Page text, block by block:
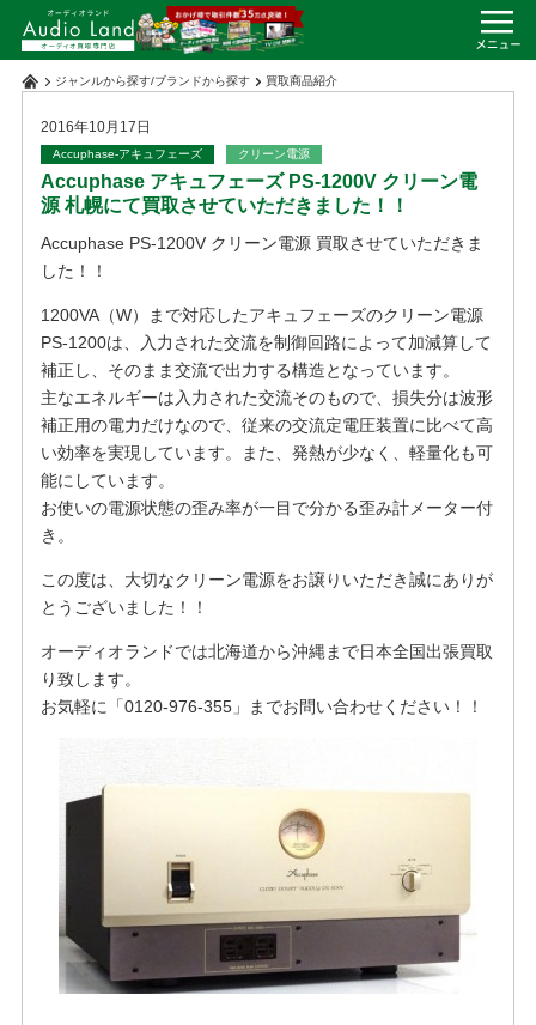
ジャンルから探す/ブランドから探す 買取商品紹介
2016年10月17日
Accuphase-アキュフェーズ クリーン電源
Accuphase アキュフェーズ PS-1200V クリーン電
源 札幌にて買取させていただきました！！
Accuphase PS-1200V クリーン電源 買取させていただきま
した！！
1200VA（W）まで対応したアキュフェーズのクリーン電源
PS-1200は、入力された交流を制御回路によって加減算して
補正し、そのまま交流で出力する構造となっています。
主なエネルギーは入力された交流そのもので、損失分は波形
補正用の電力だけなので、従来の交流定電圧装置に比べて高
い効率を実現しています。また、発熱が少なく、軽量化も可
能にしています。
お使いの電源状態の歪み率が一目で分かる歪み計メーター付
き。
この度は、大切なクリーン電源をお譲りいただき誠にありが
とうございました！！
オーディオランドでは北海道から沖縄まで日本全国出張買取
り致します。
お気軽に「0120-976-355」までお問い合わせください！！